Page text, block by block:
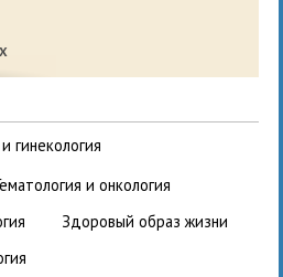
гинекология
гематология и онкология
здоровый образ жизни